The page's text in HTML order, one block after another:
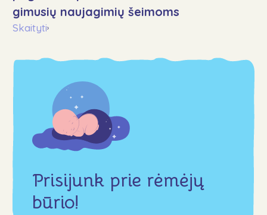
gimusių naujagimių šeimoms
Skaityti›
Prisijunk prie rėmėjų
būrio!